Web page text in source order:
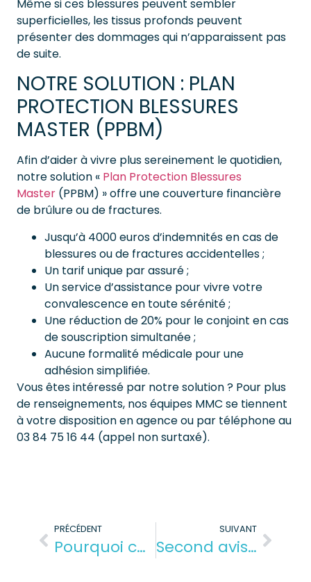
Même si ces blessures peuvent sembler
superficielles, les tissus profonds peuvent
présenter des dommages qui n’apparaissent pas
de suite.
NOTRE SOLUTION : PLAN
PROTECTION BLESSURES
MASTER (PPBM)
Afin d’aider à vivre plus sereinement le quotidien,
notre solution « Plan Protection Blessures
Master (PPBM) » offre une couverture financière
de brûlure ou de fractures.
Jusqu’à 4000 euros d’indemnités en cas de
blessures ou de fractures accidentelles ;
Un tarif unique par assuré ;
Un service d’assistance pour vivre votre
convalescence en toute sérénité ;
Une réduction de 20% pour le conjoint en cas
de souscription simultanée ;
Aucune formalité médicale pour une
adhésion simplifiée.
Vous êtes intéressé par notre solution ? Pour plus
de renseignements, nos équipes MMC se tiennent
à votre disposition en agence ou par téléphone au
03 84 75 16 44 (appel non surtaxé).
PRÉCÉDENT
Pourquoi contrôler sa vue est important au quotidien ?
SUIVANT
Second avis médical : quels avantages ?